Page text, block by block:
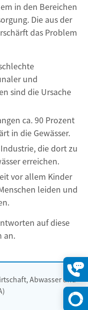
in den Bereichen
Die aus der
das Problem
und
sind die Ursache
ca. 90 Prozent
in die Gewässer.
die dort zu
erreichen.
vor allem Kinder
leiden und
auf diese
an.
Abwasser und